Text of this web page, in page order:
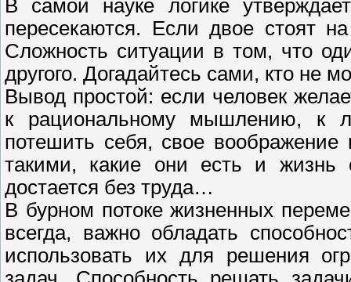
В самой науке логике
пересекаются. Если двое стоят
Сложность ситуации в том, что
другого. Догадайтесь сами, кто не
Вывод простой: если человек
к рациональному мышлению, к
потешить себя, свое воображение
такими, какие они есть и жизнь
достается без труда…
В бурном потоке жизненных
всегда, важно обладать
использовать их для решения